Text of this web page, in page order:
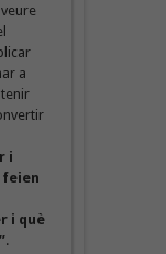
a
i
feien
i què
.